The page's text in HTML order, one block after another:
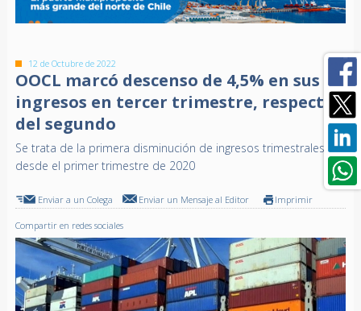
12 de Octubre de 2022
OOCL marcó descenso de 4,5% en sus
ingresos en tercer trimestre, respecto
del segundo
Se trata de la primera disminución de ingresos trimestrales
desde el primer trimestre de 2020
Enviar a un Colega Enviar un Mensaje al Editor Imprimir
Compartir en redes sociales